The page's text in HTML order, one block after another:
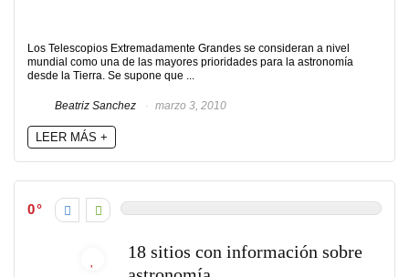
Los Telescopios Extremadamente Grandes se consideran a nivel
mundial como una de las mayores prioridades para la astronomía
desde la Tierra. Se supone que ...
Beatriz Sanchez marzo 3, 2010
LEER MÁS +
0
18 sitios con información sobre